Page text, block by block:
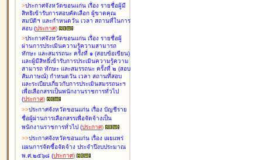
>ประกาศจังหวัดขอนแก่น เรื่อง รายชื่อผู้มี
สิทธิเข้ารับการสอบคัดเลือก ผู้ขาดคุณ
สมบัติฯ และกำหนดวัน เวลา สถานที่ในการ
สอบ (ประกาศ)
>ประกาศจังหวัดขอนแก่น เรื่อง รายชื่อผู้
ผ่านการประเมินความรู้ความสามารถ
ทักษะ และสมรรถนะ ครั้งที่ ๑ (สอบข้อเขียน)
และผู้มีสิทธิ์เข้ารับการประเมินความรู้ความ
สามารถ ทักษะ และสมรรถนะ ครั้งที่ ๒ (สอบ
สัมภาษณ์) กำหนดวัน เวลา สถานที่สอบ
และระเบียบเกี่ยวกับการประเมินสมรรถนะฯ
เพื่อเลือกสรรเป็นพนักงานราชการทั่วไป
(ประกาศ)
>>ประกาศจังหวัดขอนแก่น เรื่อง บัญชีราย
ชื่อผู้ผ่านการเลือกสรรเพื่อจัดจ้างเป็น
พนักงานราชการทั่วไป (ประกาศ)
>>ประกาศจังหวัดขอนแก่น เรื่อง เผยแพร่
แผนการจัดซื้อจัดจ้าง ประจำปีงบประมาณ
พ.ศ.๒๕๖๘ (ประกาศ)